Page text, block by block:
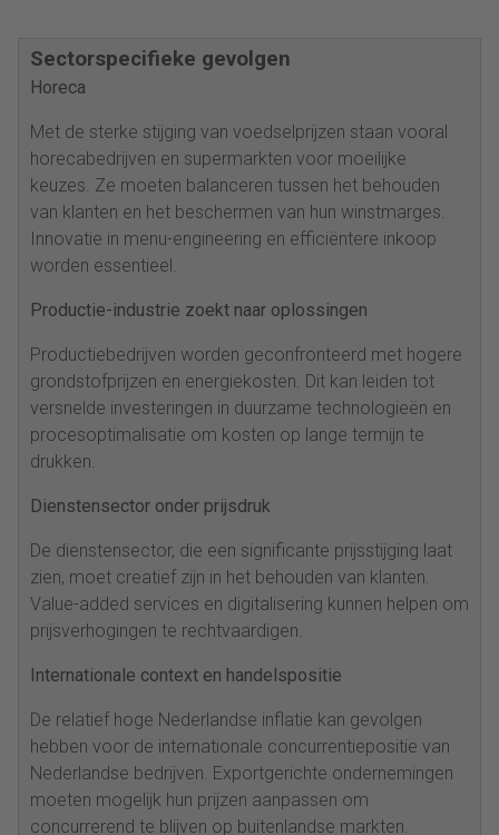
Sectorspecifieke gevolgen
Horeca
Met de sterke stijging van voedselprijzen staan vooral
horecabedrijven en supermarkten voor moeilijke
keuzes. Ze moeten balanceren tussen het behouden
van klanten en het beschermen van hun winstmarges.
Innovatie in menu-engineering en efficiëntere inkoop
worden essentieel.
Productie-industrie zoekt naar oplossingen
Productiebedrijven worden geconfronteerd met hogere
grondstofprijzen en energiekosten. Dit kan leiden tot
versnelde investeringen in duurzame technologieën en
procesoptimalisatie om kosten op lange termijn te
drukken.
Dienstensector onder prijsdruk
De dienstensector, die een significante prijsstijging laat
zien, moet creatief zijn in het behouden van klanten.
Value-added services en digitalisering kunnen helpen om
prijsverhogingen te rechtvaardigen.
Internationale context en handelspositie
De relatief hoge Nederlandse inflatie kan gevolgen
hebben voor de internationale concurrentiepositie van
Nederlandse bedrijven. Exportgerichte ondernemingen
moeten mogelijk hun prijzen aanpassen om
concurrerend te blijven op buitenlandse markten.